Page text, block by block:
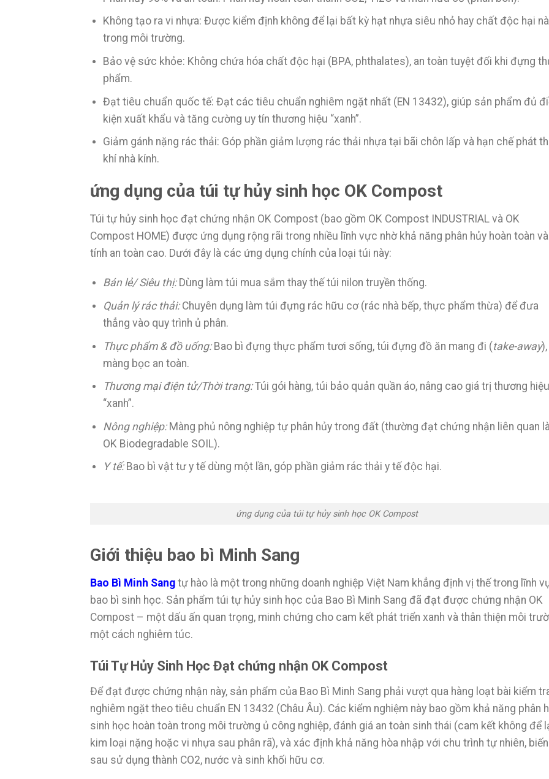
Không tạo ra vi nhựa: Được kiểm định không để lại bất kỳ hạt nhựa siêu nhỏ hay chất độc hại
trong môi trường.
Bảo vệ sức khỏe: Không chứa hóa chất độc hại (BPA, phthalates), an toàn tuyệt đối khi đựng
phẩm.
Đạt tiêu chuẩn quốc tế: Đạt các tiêu chuẩn nghiêm ngặt nhất (EN 13432), giúp sản phẩm đủ
kiện xuất khẩu và tăng cường uy tín thương hiệu “xanh”.
Giảm gánh nặng rác thải: Góp phần giảm lượng rác thải nhựa tại bãi chôn lấp và hạn chế phát
khí nhà kính.
ứng dụng của túi tự hủy sinh học OK Compost
Túi tự hủy sinh học đạt chứng nhận OK Compost (bao gồm OK Compost INDUSTRIAL và OK
Compost HOME) được ứng dụng rộng rãi trong nhiều lĩnh vực nhờ khả năng phân hủy hoàn toàn và
tính an toàn cao. Dưới đây là các ứng dụng chính của loại túi này:
Bán lẻ/ Siêu thị:Dùng làm túi mua sắm thay thế túi nilon truyền thống.
Quản lý rác thải:Chuyên dụng làm túi đựng rác hữu cơ (rác nhà bếp, thực phẩm thừa) để đưa
thẳng vào quy trình ủ phân.
Thực phẩm & đồ uống:Bao bì đựng thực phẩm tươi sống, túi đựng đồ ăn mang đi (take-away),
màng bọc an toàn.
Thương mại điện tử/Thời trang:Túi gói hàng, túi bảo quản quần áo, nâng cao giá trị thương hiệu
“xanh”.
Nông nghiệp:Màng phủ nông nghiệp tự phân hủy trong đất (thường đạt chứng nhận liên quan là
OK Biodegradable SOIL).
Y tế:Bao bì vật tư y tế dùng một lần, góp phần giảm rác thải y tế độc hại.
ứng dụng của túi tự hủy sinh học OK Compost
Giới thiệu bao bì Minh Sang
Bao Bì Minh Sang tự hào là một trong những doanh nghiệp Việt Nam khẳng định vị thế trong lĩnh
bao bì sinh học. Sản phẩm túi tự hủy sinh học của Bao Bì Minh Sang đã đạt được chứng nhận OK
Compost – một dấu ấn quan trọng, minh chứng cho cam kết phát triển xanh và thân thiện môi
một cách nghiêm túc.
Túi Tự Hủy Sinh Học Đạt chứng nhận OK Compost
Để đạt được chứng nhận này, sản phẩm của Bao Bì Minh Sang phải vượt qua hàng loạt bài kiểm
nghiêm ngặt theo tiêu chuẩn EN 13432 (Châu Âu). Các kiểm nghiệm này bao gồm khả năng phân
sinh học hoàn toàn trong môi trường ủ công nghiệp, đánh giá an toàn sinh thái (cam kết không để
kim loại nặng hoặc vi nhựa sau phân rã), và xác định khả năng hòa nhập với chu trình tự nhiên,
sau sử dụng thành CO2, nước và sinh khối hữu cơ.